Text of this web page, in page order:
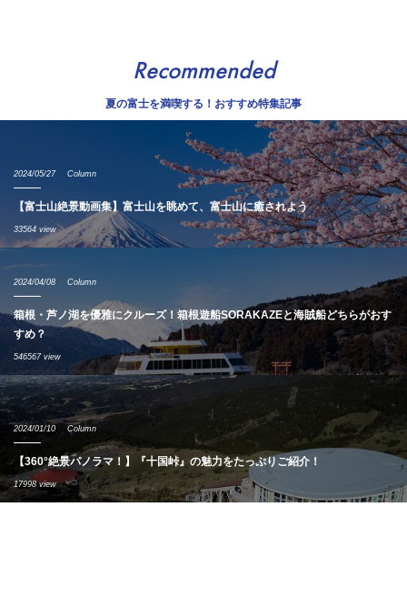
Recommended
夏の富士を満喫する！おすすめ特集記事
2024/05/27 Column
【富士山絶景動画集】富士山を眺めて、富士山に癒されよう
33564 view
2024/04/08 Column
箱根・芦ノ湖を優雅にクルーズ！箱根遊船SORAKAZEと海賊船どちらがおす
すめ？
546567 view
2024/01/10 Column
【360°絶景パノラマ！】『十国峠』の魅力をたっぷりご紹介！
17998 view